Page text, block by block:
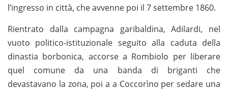
l’ingresso in città, che avvenne poi il 7 settembre 1860.
Rientrato dalla campagna garibaldina, Adilardi, nel
vuoto politico-istituzionale seguito alla caduta della
dinastia borbonica, accorse a Rombiolo per liberare
quel comune da una banda di briganti che
devastavano la zona, poi a a Coccorìno per sedare una